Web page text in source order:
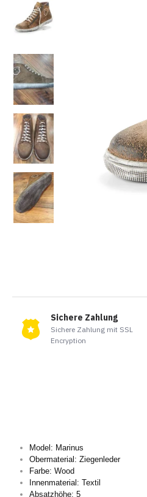
Sichere Zahlung
Sichere Zahlung mit SSL
Encryption
Model: Marinus
Obermaterial: Ziegenleder
Farbe: Wood
Innenmaterial: Textil
Absatzhöhe: 5